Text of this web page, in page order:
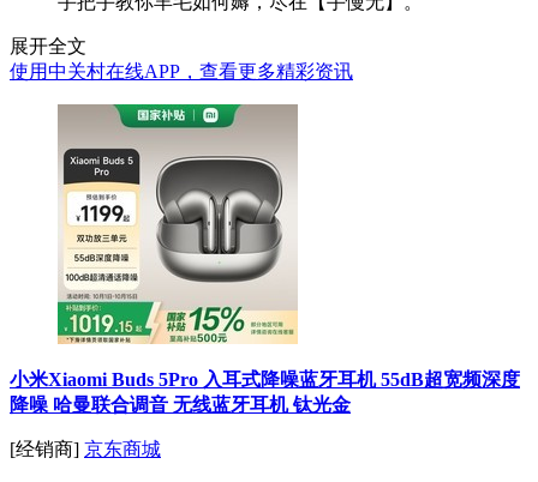
展开全文
使用中关村在线APP，查看更多精彩资讯
小米Xiaomi Buds 5Pro 入耳式降噪蓝牙耳机 55dB超宽频深度
降噪 哈曼联合调音 无线蓝牙耳机 钛光金
[经销商] 京东商城